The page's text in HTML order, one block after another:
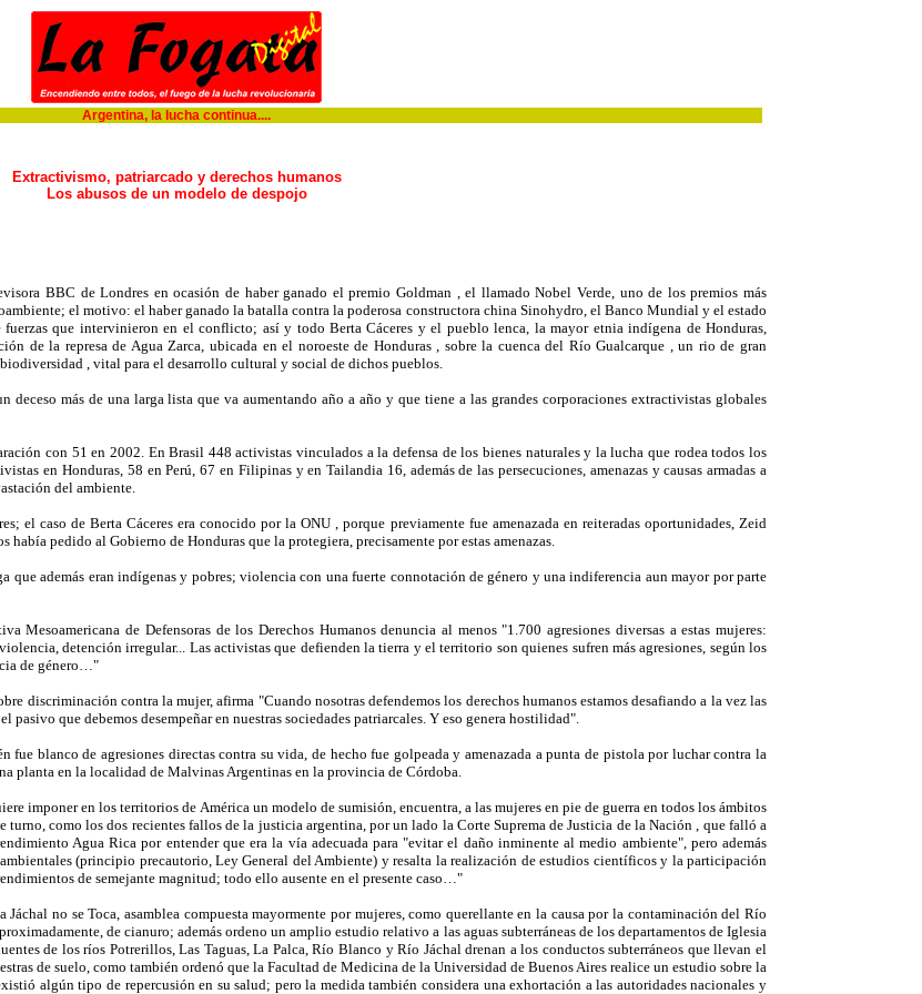
Argentina, la lucha continua....
Extractivismo, patriarcado y derechos humanos
Los abusos de un modelo de despojo
BBC de Londres en ocasión de haber ganado el premio Goldman , el llamado Nobel Verde, uno de los premios más
el motivo: el haber ganado la batalla contra la poderosa constructora china Sinohydro, el Banco Mundial y el estado
que intervinieron en el conflicto; así y todo Berta Cáceres y el pueblo lenca, la mayor etnia indígena de Honduras,
de la represa de Agua Zarca, ubicada en el noroeste de Honduras , sobre la cuenca del Río Gualcarque , un rio de gran
, vital para el desarrollo cultural y social de dichos pueblos.
más de una larga lista que va aumentando año a año y que tiene a las grandes corporaciones extractivistas globales
con 51 en 2002. En Brasil 448 activistas vinculados a la defensa de los bienes naturales y la lucha que rodea todos los
en Honduras, 58 en Perú, 67 en Filipinas y en Tailandia 16, además de las persecuciones, amenazas y causas armadas a
del ambiente.
el caso de Berta Cáceres era conocido por la ONU , porque previamente fue amenazada en reiteradas oportunidades, Zeid
había pedido al Gobierno de Honduras que la protegiera, precisamente por estas amenazas.
que además eran indígenas y pobres; violencia con una fuerte connotación de género y una indiferencia aun mayor por parte
de Defensoras de los Derechos Humanos denuncia al menos "1.700 agresiones diversas a estas mujeres:
detención irregular... Las activistas que defienden la tierra y el territorio son quienes sufren más agresiones, según los
de género…"
discriminación contra la mujer, afirma "Cuando nosotras defendemos los derechos humanos estamos desafiando a la vez las
que debemos desempeñar en nuestras sociedades patriarcales. Y eso genera hostilidad".
blanco de agresiones directas contra su vida, de hecho fue golpeada y amenazada a punta de pistola por luchar contra la
planta en la localidad de Malvinas Argentinas en la provincia de Córdoba.
imponer en los territorios de América un modelo de sumisión, encuentra, a las mujeres en pie de guerra en todos los ámbitos
turno, como los dos recientes fallos de la justicia argentina, por un lado la Corte Suprema de Justicia de la Nación , que falló a
Agua Rica por entender que era la vía adecuada para "evitar el daño inminente al medio ambiente", pero además
(principio precautorio, Ley General del Ambiente) y resalta la realización de estudios científicos y la participación
de semejante magnitud; todo ello ausente en el presente caso…"
no se Toca, asamblea compuesta mayormente por mujeres, como querellante en la causa por la contaminación del Río
de cianuro; además ordeno un amplio estudio relativo a las aguas subterráneas de los departamentos de Iglesia
de los ríos Potrerillos, Las Taguas, La Palca, Río Blanco y Río Jáchal drenan a los conductos subterráneos que llevan el
de suelo, como también ordenó que la Facultad de Medicina de la Universidad de Buenos Aires realice un estudio sobre la
algún tipo de repercusión en su salud; pero la medida también considera una exhortación a las autoridades nacionales y